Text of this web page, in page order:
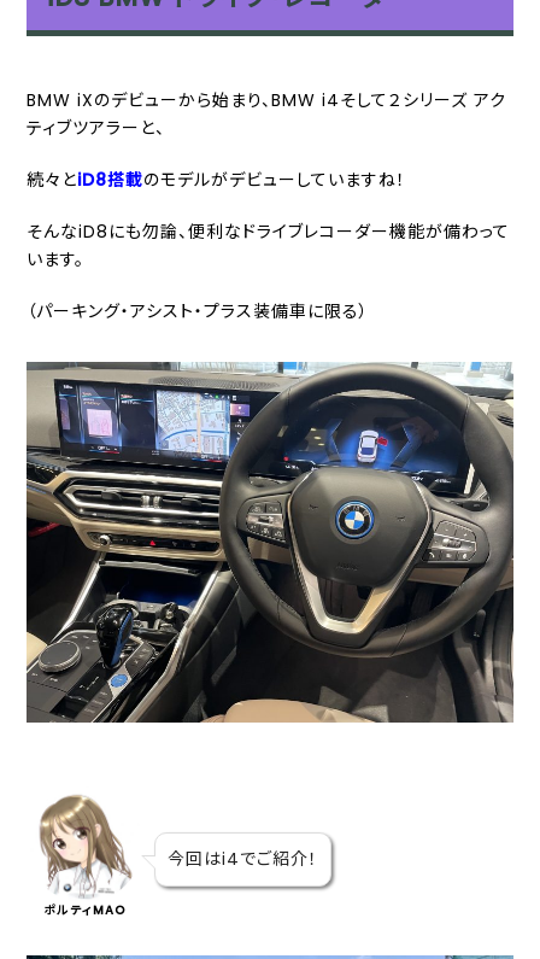
BMW iXのデビューから始まり、BMW i4そして２シリーズ アク
ティブツアラーと、
続々とiD8搭載のモデルがデビューしていますね！
そんなiD8にも勿論、便利なドライブレコーダー機能が備わって
います。
（パーキング・アシスト・プラス装備車に限る）
ポルティMAO
今回はi4でご紹介！